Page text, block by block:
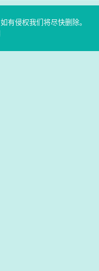
有侵权我们将尽快删除。